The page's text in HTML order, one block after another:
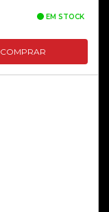
EM STOCK
COMPRAR